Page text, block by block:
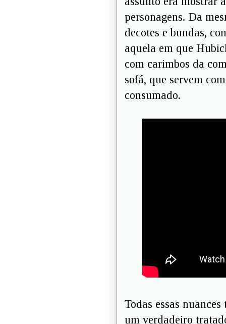
personagens. Da
decotes e bundas,
aquela em que
com carimbos da
sofá, que servem
consumado.
Todas essas
um verdadeiro